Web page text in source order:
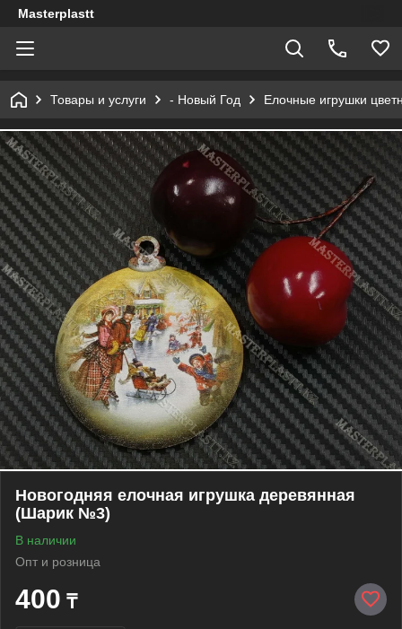
Masterplastt
Товары и услуги - Новый Год Елочные игрушки
Новогодняя елочная игрушка деревянная
(Шарик №3)
В наличии
Опт и розница
400 ₸